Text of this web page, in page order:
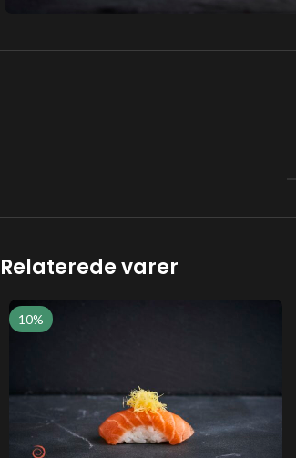
Relaterede varer
10%